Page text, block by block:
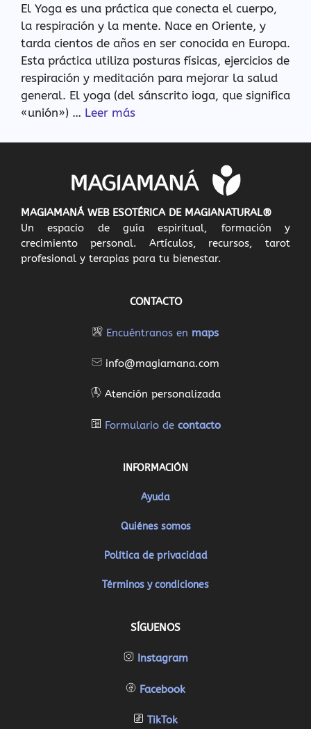
El Yoga es una práctica que conecta el cuerpo,
la respiración y la mente. Nace en Oriente, y
tarda cientos de años en ser conocida en Europa.
Esta práctica utiliza posturas físicas, ejercicios de
respiración y meditación para mejorar la salud
general. El yoga (del sánscrito ioga, que significa
«unión») … Leer más
MAGIAMANÁ WEB ESOTÉRICA DE MAGIANATURAL®
Un espacio de guía espiritual, formación y
crecimiento personal. Artículos, recursos, tarot
profesional y terapias para tu bienestar.
CONTACTO
Encuéntranos en maps
info@magiamana.com
Atención personalizada
Formulario de contacto
INFORMACIÓN
Ayuda
Quiénes somos
Política de privacidad
Términos y condiciones
SÍGUENOS
Instagram
Facebook
TikTok